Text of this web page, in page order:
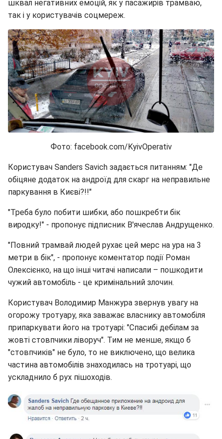
шквал негативних емоцій, як у пасажирів трамваю,
так і у користувачів соцмереж.
Фото: facebook.com/KyivOperativ
Користувач Sanders Savich задається питанням: "Де
обіцяне додаток на андроїд для скарг на неправильне
паркування в Києві?!!"
"Треба було побити шибки, або пошкребти бік
виродку!" - пропонує підписник В'ячеслав Андрущенко.
"Повний трамвай людей рухає цей мерс на ура на 3
метри в бік", - пропонує коментатор події Роман
Олексієнко, на що інші читачі написали – пошкодити
чужий автомобіль - це кримінальний злочин.
Користувач Володимир Манжура звернув увагу на
огорожу тротуару, яка заважає власнику автомобіля
припаркувати його на тротуарі: "Спасибі дебілам за
жовті стовпчики ліворуч". Тим не менше, якщо б
"стовпчиків" не було, то не виключено, що велика
частина автомобілів знаходилась на тротуарі, що
ускладнило б рух пішоходів.